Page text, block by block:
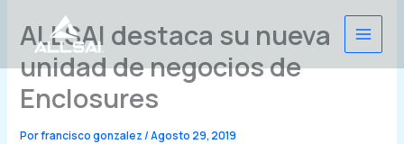
contenido
ALLSAI destaca su nueva
unidad de negocios de
Enclosures
Porfrancisco gonzalez/Agosto 29, 2019